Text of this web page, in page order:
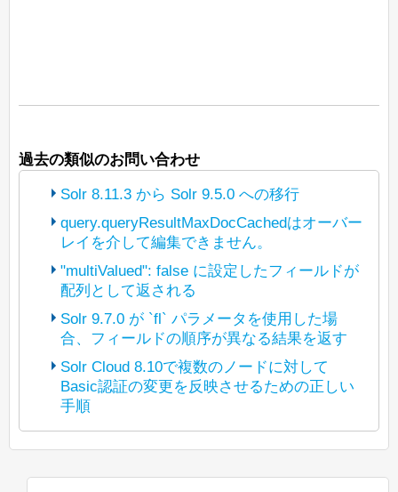
過去の類似のお問い合わせ
Solr 8.11.3 から Solr 9.5.0 への移行
ここでお話されているのは、
solrconfig.xmlとスキーマのことだ
と仮定します。
設定ファイルを見ないと正確にお答えす
るのは難しいですが、8.11.3 で廃止され
ている機能を使用していない限り、その
設定は 9.x でも問題なく動作するはずで
す。8.x で廃止されたものは、9.x では
削除されるので注意が必要です。
ありがとうございます。
query.queryResultMaxDocCachedはオーバー
レイを介して編集できません。
参照ガイドにはパラメータのタイプミス
があるようです。
query.queryResultMaxDocsCachedを試
してみてください。
Koji
"multiValued": false に設定したフィールドが
配列として返される
再現できませんでした（詳細な手順は以
下の通り）が、気になる点があります。
'ANNOUNCEMENT_ID' と
'announcemenT_ID' は Solr にとって異な
るフィールド名として扱われます。
Solr 9.7.0 が `fl` パラメータを使用した場
合、フィールドの順序が異なる結果を返す
Jiraリンクをありがとうございます。
る場合、重複キーを含むJSONが出力さ
Solr Cloud 8.10で複数のノードに対して
Basic認証の変更を反映させるための正しい
手順
こんにちは、Jan。